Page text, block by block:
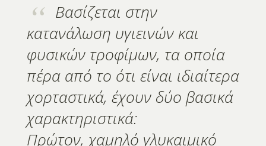
Βασίζεται στην
κατανάλωση υγιεινών και
φυσικών τροφίμων, τα οποία
πέρα από το ότι είναι ιδιαίτερα
χορταστικά, έχουν δύο βασικά
χαρακτηριστικά:
Πρώτον, χαμηλό γλυκαιμικό